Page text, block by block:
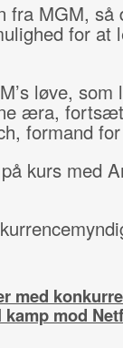
fra MGM, så
for at
løve,
æra,
formand
kurs med
med
mod